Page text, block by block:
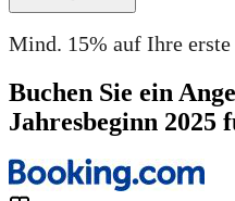
Mind. 15% auf Ihre erste
Buchen Sie ein
Jahresbeginn 2025